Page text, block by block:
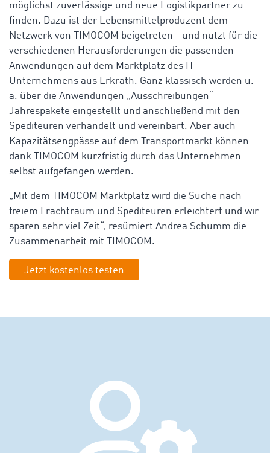
möglichst zuverlässige und neue Logistikpartner zu
finden. Dazu ist der Lebensmittelproduzent dem
Netzwerk von TIMOCOM beigetreten - und nutzt für die
verschiedenen Herausforderungen die passenden
Anwendungen auf dem Marktplatz des IT-
Unternehmens aus Erkrath. Ganz klassisch werden u.
a. über die Anwendungen „Ausschreibungen“
Jahrespakete eingestellt und anschließend mit den
Spediteuren verhandelt und vereinbart. Aber auch
Kapazitätsengpässe auf dem Transportmarkt können
dank TIMOCOM kurzfristig durch das Unternehmen
selbst aufgefangen werden.
„Mit dem TIMOCOM Marktplatz wird die Suche nach
freiem Frachtraum und Spediteuren erleichtert und wir
sparen sehr viel Zeit“, resümiert Andrea Schumm die
Zusammenarbeit mit TIMOCOM.
Jetzt kostenlos testen